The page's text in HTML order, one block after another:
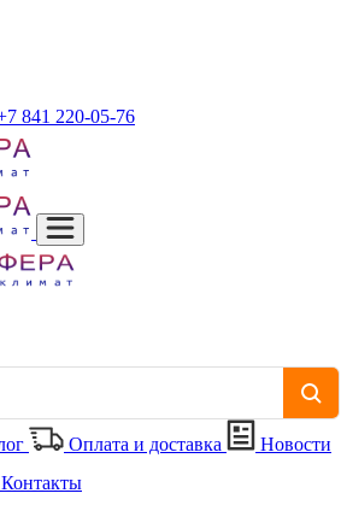
841 220-05-76
Оплата и доставка
Новости
Контакты